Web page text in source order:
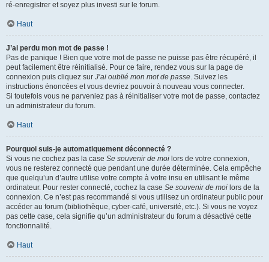
ré-enregistrer et soyez plus investi sur le forum.
Haut
J’ai perdu mon mot de passe !
Pas de panique ! Bien que votre mot de passe ne puisse pas être récupéré, il
peut facilement être réinitialisé. Pour ce faire, rendez vous sur la page de
connexion puis cliquez sur J’ai oublié mon mot de passe. Suivez les
instructions énoncées et vous devriez pouvoir à nouveau vous connecter.
Si toutefois vous ne parveniez pas à réinitialiser votre mot de passe, contactez
un administrateur du forum.
Haut
Pourquoi suis-je automatiquement déconnecté ?
Si vous ne cochez pas la case Se souvenir de moi lors de votre connexion,
vous ne resterez connecté que pendant une durée déterminée. Cela empêche
que quelqu’un d’autre utilise votre compte à votre insu en utilisant le même
ordinateur. Pour rester connecté, cochez la case Se souvenir de moi lors de la
connexion. Ce n’est pas recommandé si vous utilisez un ordinateur public pour
accéder au forum (bibliothèque, cyber-café, université, etc.). Si vous ne voyez
pas cette case, cela signifie qu’un administrateur du forum a désactivé cette
fonctionnalité.
Haut